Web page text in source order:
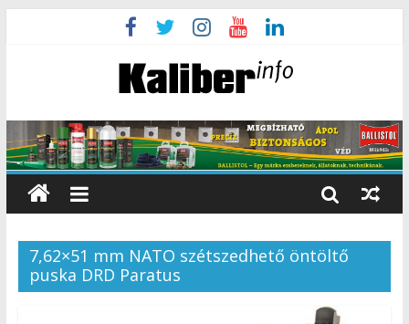
7,62×51 mm NATO szétszedhető öntöltő
puska DRD Paratus